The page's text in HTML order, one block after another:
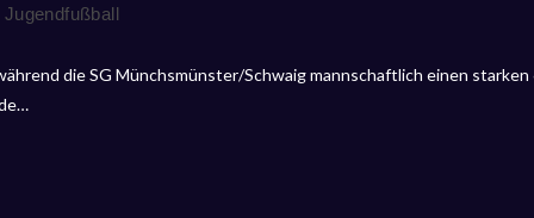
Jugendfußball
die SG Münchsmünster/Schwaig mannschaftlich einen